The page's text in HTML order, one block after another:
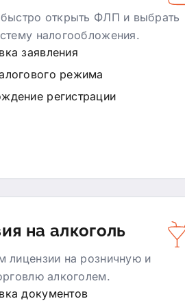
открыть ФЛП и выбрать
налогообложения.
заявления
режима
регистрации
на алкоголь
лицензии на розничную и
алкоголем.
документов